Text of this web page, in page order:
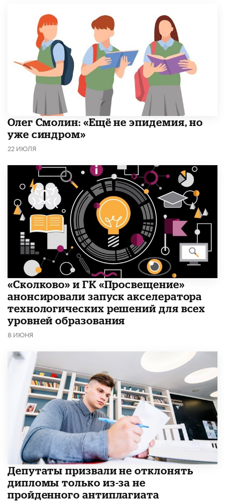
​Олег Смолин: «Ещё не эпидемия, но
уже синдром»
22 ИЮЛЯ
«Сколково» и ГК «Просвещение»
анонсировали запуск акселератора
технологических решений для всех
уровней образования
8 ИЮНЯ
Депутаты призвали не отклонять
дипломы только из-за не
пройденного антиплагиата